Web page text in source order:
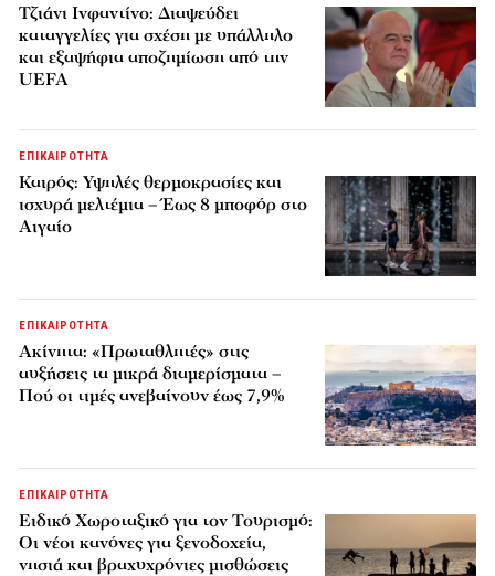
Τζιάνι Ινφαντίνο: Διαψεύδει
καταγγελίες για σχέση με υπάλληλο
και εξαψήφια αποζημίωση από την
UEFA
ΕΠΙΚΑΙΡΟΤΗΤΑ
Καιρός: Υψηλές θερμοκρασίες και
ισχυρά μελτέμια – Έως 8 μποφόρ στο
Αιγαίο
ΕΠΙΚΑΙΡΟΤΗΤΑ
Ακίνητα: «Πρωταθλητές» στις
αυξήσεις τα μικρά διαμερίσματα –
Πού οι τιμές ανεβαίνουν έως 7,9%
ΕΠΙΚΑΙΡΟΤΗΤΑ
Ειδικό Χωροταξικό για τον Τουρισμό:
Οι νέοι κανόνες για ξενοδοχεία,
νησιά και βραχυχρόνιες μισθώσεις